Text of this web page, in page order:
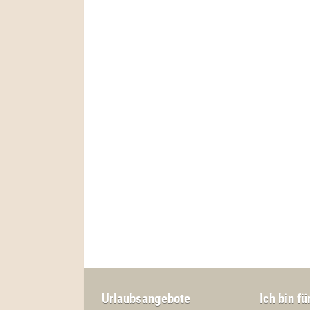
Urlaubsangebote Ich bin